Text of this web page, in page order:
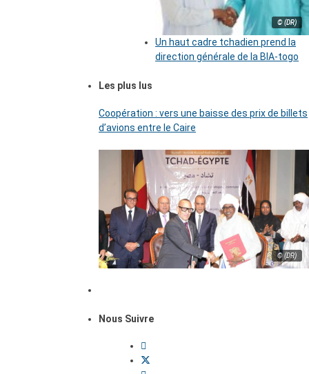
© (DR)
Un haut cadre tchadien prend la
direction générale de la BIA-togo
Les plus lus
Coopération : vers une baisse des prix de billets
d’avions entre le Caire
© (DR)
Nous Suivre